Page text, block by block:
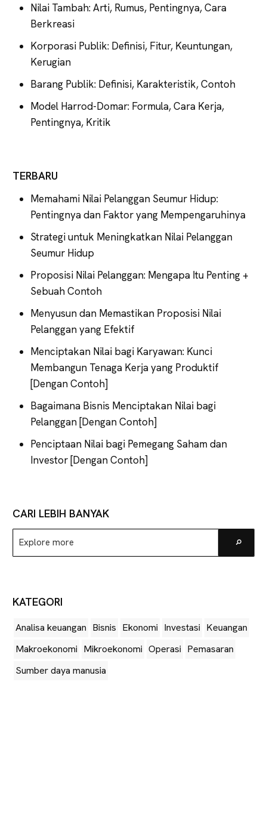
Nilai Tambah: Arti, Rumus, Pentingnya, Cara
Berkreasi
Korporasi Publik: Definisi, Fitur, Keuntungan,
Kerugian
Barang Publik: Definisi, Karakteristik, Contoh
Model Harrod-Domar: Formula, Cara Kerja,
Pentingnya, Kritik
TERBARU
Memahami Nilai Pelanggan Seumur Hidup:
Pentingnya dan Faktor yang Mempengaruhinya
Strategi untuk Meningkatkan Nilai Pelanggan
Seumur Hidup
Proposisi Nilai Pelanggan: Mengapa Itu Penting +
Sebuah Contoh
Menyusun dan Memastikan Proposisi Nilai
Pelanggan yang Efektif
Menciptakan Nilai bagi Karyawan: Kunci
Membangun Tenaga Kerja yang Produktif
[Dengan Contoh]
Bagaimana Bisnis Menciptakan Nilai bagi
Pelanggan [Dengan Contoh]
Penciptaan Nilai bagi Pemegang Saham dan
Investor [Dengan Contoh]
CARI LEBIH BANYAK
Explore
more
KATEGORI
Analisa keuangan Bisnis Ekonomi Investasi Keuangan
Makroekonomi Mikroekonomi Operasi Pemasaran
Sumber daya manusia